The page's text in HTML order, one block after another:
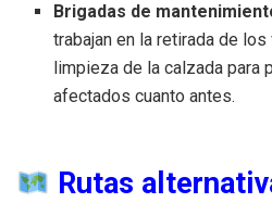
Brigadas de
trabajan en la retirada de
limpieza de la calzada para
afectados cuanto antes.
Rutas